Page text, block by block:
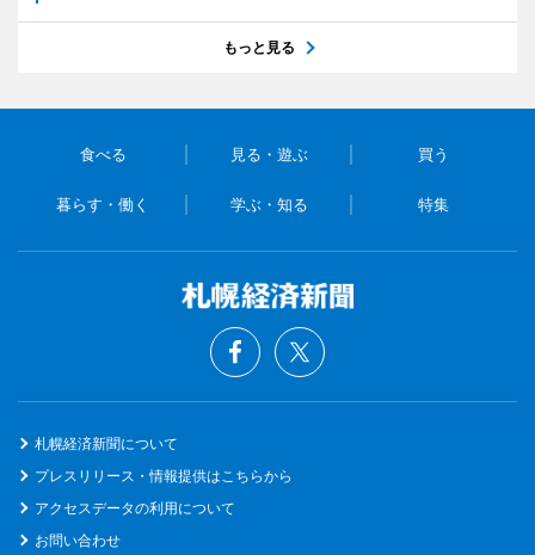
もっと見る
食べる 見る・遊ぶ 買う
暮らす・働く 学ぶ・知る 特集
札幌経済新聞について
プレスリリース・情報提供はこちらから
アクセスデータの利用について
お問い合わせ